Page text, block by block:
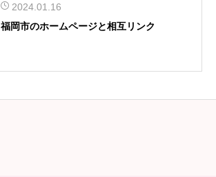
2024.01.16
福岡市のホームページと相互リンク